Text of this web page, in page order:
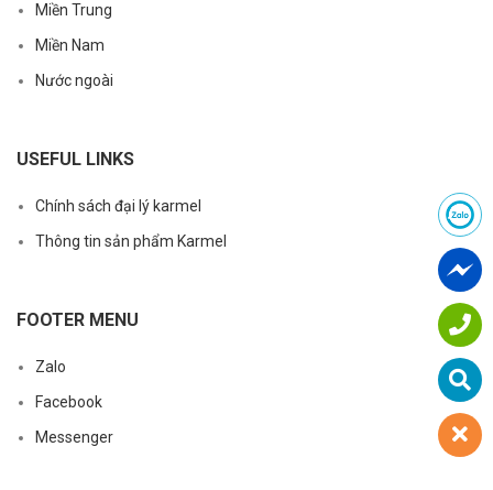
Miền Trung
Miền Nam
Nước ngoài
USEFUL LINKS
Chính sách đại lý karmel
Thông tin sản phẩm Karmel
FOOTER MENU
Zalo
Facebook
Messenger